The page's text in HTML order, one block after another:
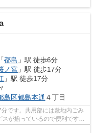
「都島 」駅 徒歩6分
ノ宮 」駅 徒歩17分
」駅 徒歩17分
島区都島本通 ４丁目
です。共用部には敷地内ごみ
が揃っているので便利です。